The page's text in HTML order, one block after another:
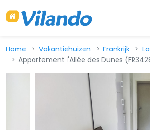
Home Vakantiehuizen Frankrijk
Appartement l'Allée des Dunes